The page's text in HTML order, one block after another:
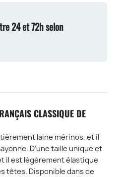
24 et 72h selon
CLASSIQUE DE
laine mérinos, et il
D’une taille unique et
il est légèrement élastique
têtes. Disponible dans de